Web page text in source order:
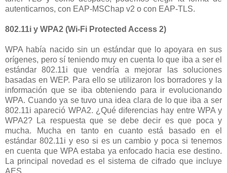
autenticarnos, con EAP-MSChap v2 o con EAP-TLS.
802.11i y WPA2 (Wi-Fi Protected Access 2)
WPA había nacido sin un estándar que lo apoyara en sus
orígenes, pero sí teniendo muy en cuenta lo que iba a ser el
estándar 802.11i que vendría a mejorar las soluciones
basadas en WEP. Para ello se utilizaron los borradores y la
información que se iba obteniendo para ir evolucionando
WPA. Cuando ya se tuvo una idea clara de lo que iba a ser
802.11i apareció WPA2. ¿Qué diferencias hay entre WPA y
WPA2? La respuesta que se debe decir es que poca y
mucha. Mucha en tanto en cuanto está basado en el
estándar 802.11i y eso si es un cambio y poca si tenemos
en cuenta que WPA estaba ya enfocado hacia ese destino.
La principal novedad es el sistema de cifrado que incluye
AES.